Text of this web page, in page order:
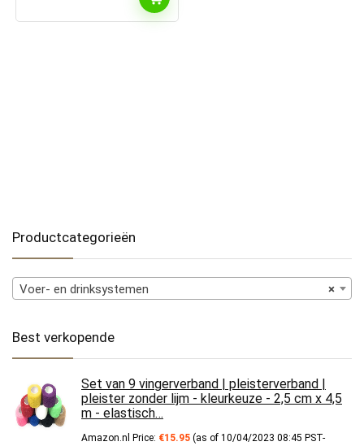
Productcategorieën
×
Voer- en drinksystemen
Best verkopende
Set van 9 vingerverband | pleisterverband |
pleister zonder lijm - kleurkeuze - 2,5 cm x 4,5
m - elastisch…
Amazon.nl Price: €15.95 (as of 10/04/2023 08:45 PST-